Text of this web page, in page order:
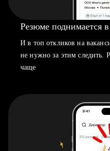
Резюме поднимается
И в топ откликов на
не нужно за этим следить.
чаще